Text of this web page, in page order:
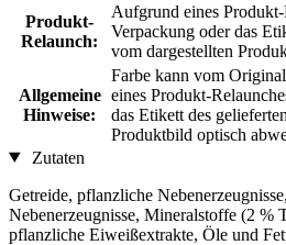
Produkt-
Relaunch:
Aufgrund eines
Verpackung oder das
vom dargestellten
Allgemeine
Hinweise:
Farbe kann vom
eines Produkt-
das Etikett des
Produktbild optisch
Zutaten
Getreide, pflanzliche
Nebenerzeugnisse, Mineralstoffe (2 %
pflanzliche Eiweißextrakte, Öle und